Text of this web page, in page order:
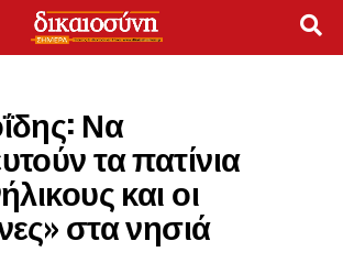
Να
τα πατίνια
και οι
στα νησιά